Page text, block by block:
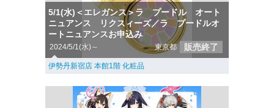
5/1(水)＜エレガンス＞ラ プードル オート
ニュアンス リクスィーズ／ラ プードルオ
ートニュアンスお申込み
2024/5/1(水)～ 東京都 販売終了
伊勢丹新宿店 本館1階 化粧品